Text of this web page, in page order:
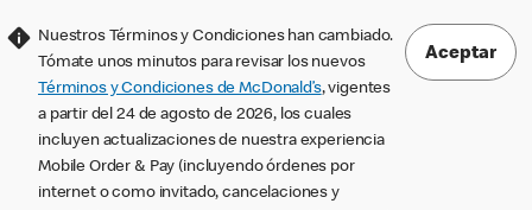
Nuestros Términos y Condiciones han cambiado.
Tómate unos minutos para revisar los nuevos
Términos y Condiciones de McDonald’s, vigentes
a partir del 24 de agosto de 2026, los cuales
incluyen actualizaciones de nuestra experiencia
Mobile Order & Pay (incluyendo órdenes por
internet o como invitado, cancelaciones y
Aceptar